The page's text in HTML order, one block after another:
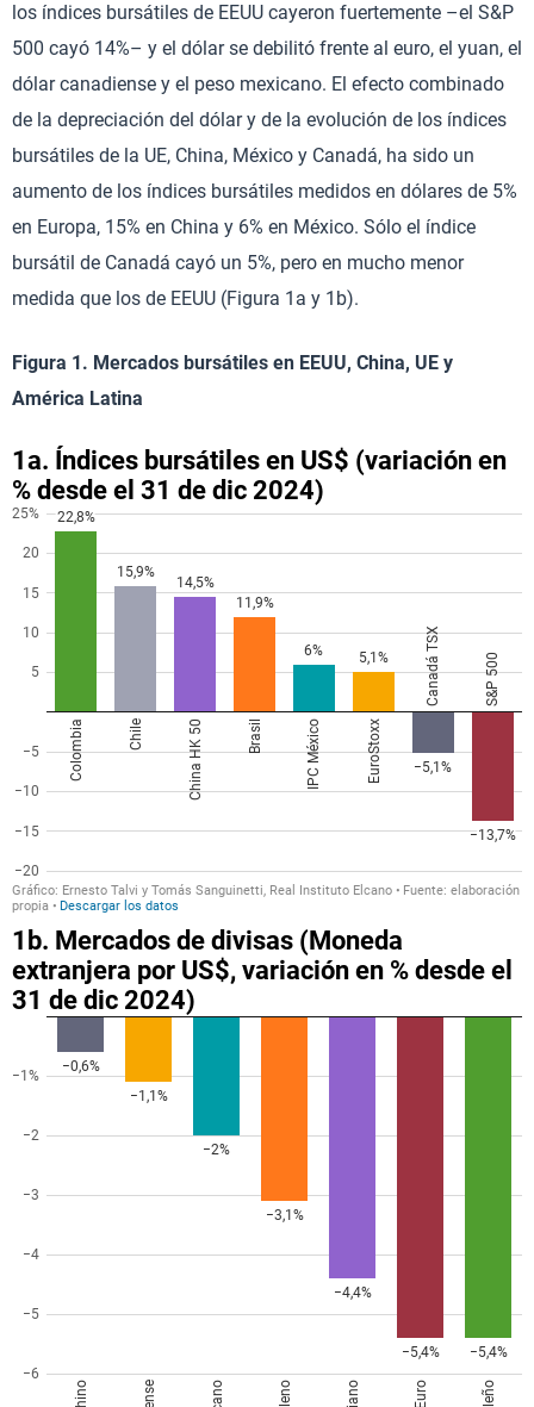
los índices bursátiles de EEUU cayeron fuertemente –el S&P
500 cayó 14%– y el dólar se debilitó frente al euro, el yuan, el
dólar canadiense y el peso mexicano. El efecto combinado
de la depreciación del dólar y de la evolución de los índices
bursátiles de la UE, China, México y Canadá, ha sido un
aumento de los índices bursátiles medidos en dólares de 5%
en Europa, 15% en China y 6% en México. Sólo el índice
bursátil de Canadá cayó un 5%, pero en mucho menor
medida que los de EEUU (Figura 1a y 1b).
Figura 1. Mercados bursátiles en EEUU, China, UE y
América Latina